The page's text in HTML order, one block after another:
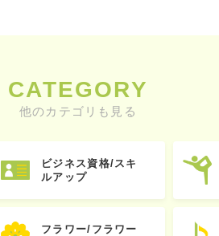
CATEGORY
他のカテゴリも見る
ビジネス資格/スキ
ルアップ
フラワー/フラワー